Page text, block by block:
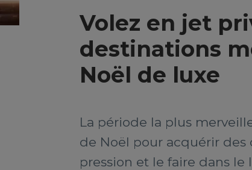
Volez en jet
destinations
Noël de luxe
La période la plus
de Noël pour acquérir des
pression et le faire dans le